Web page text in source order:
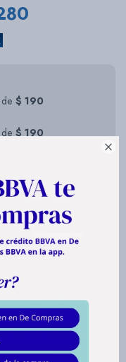

$ 190
$ 190
interesar